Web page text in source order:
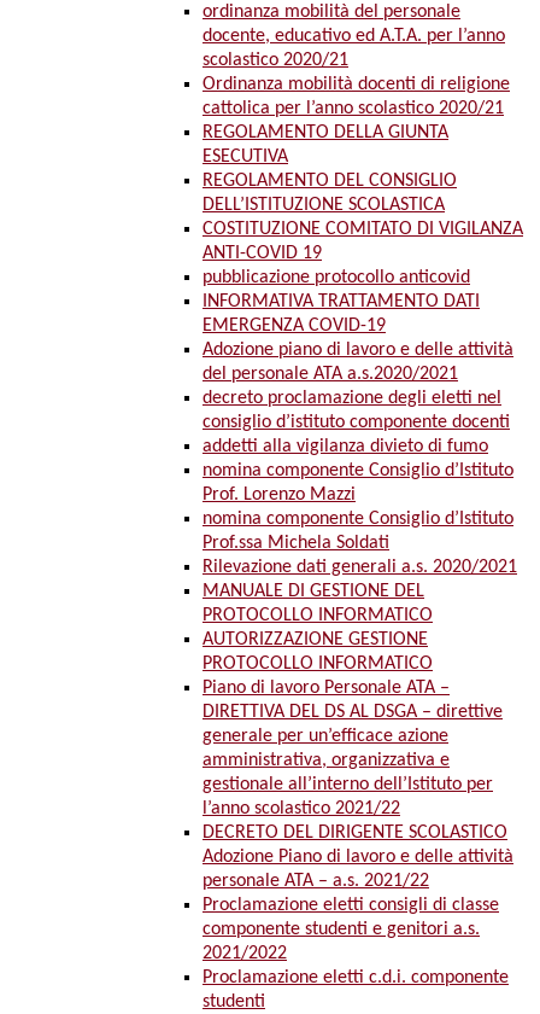
ordinanza mobilità del personale
docente, educativo ed A.T.A. per l’anno
scolastico 2020/21
Ordinanza mobilità docenti di religione
cattolica per l’anno scolastico 2020/21
REGOLAMENTO DELLA GIUNTA
ESECUTIVA
REGOLAMENTO DEL CONSIGLIO
DELL’ISTITUZIONE SCOLASTICA
COSTITUZIONE COMITATO DI VIGILANZA
ANTI-COVID 19
pubblicazione protocollo anticovid
INFORMATIVA TRATTAMENTO DATI
EMERGENZA COVID-19
Adozione piano di lavoro e delle attività
del personale ATA a.s.2020/2021
decreto proclamazione degli eletti nel
consiglio d’istituto componente docenti
addetti alla vigilanza divieto di fumo
nomina componente Consiglio d’Istituto
Prof. Lorenzo Mazzi
nomina componente Consiglio d’Istituto
Prof.ssa Michela Soldati
Rilevazione dati generali a.s. 2020/2021
MANUALE DI GESTIONE DEL
PROTOCOLLO INFORMATICO
AUTORIZZAZIONE GESTIONE
PROTOCOLLO INFORMATICO
Piano di lavoro Personale ATA –
DIRETTIVA DEL DS AL DSGA – direttive
generale per un’efficace azione
amministrativa, organizzativa e
gestionale all’interno dell’Istituto per
l’anno scolastico 2021/22
DECRETO DEL DIRIGENTE SCOLASTICO
Adozione Piano di lavoro e delle attività
personale ATA – a.s. 2021/22
Proclamazione eletti consigli di classe
componente studenti e genitori a.s.
2021/2022
Proclamazione eletti c.d.i. componente
studenti